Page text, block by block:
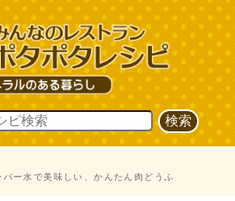
ー水で美味しい、かんたん肉どうふ